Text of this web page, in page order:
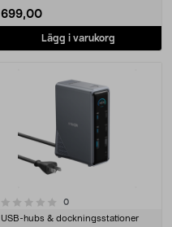
699,00
Lägg i varukorg
0recensioner
USB-hubs & dockningsstationer